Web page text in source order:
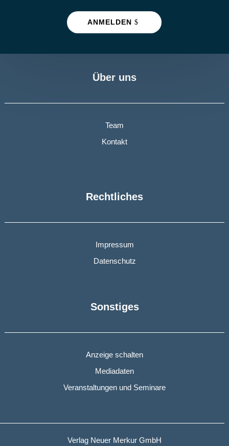
ANMELDEN
Über uns
Team
Kontakt
Rechtliches
Impressum
Datenschutz
Sonstiges
Anzeige schalten
Mediadaten
Veranstaltungen und Seminare
Verlag Neuer Merkur GmbH